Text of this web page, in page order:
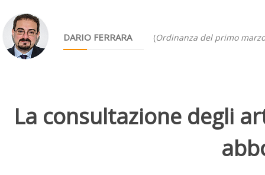
DARIO FERRARA (Ordinanza del primo marzo
La consultazione degli